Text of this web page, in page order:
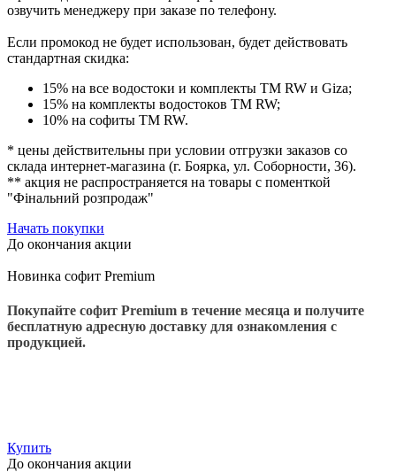
озвучить менеджеру при заказе по телефону.
Если промокод не будет использован, будет действовать
стандартная скидка:
15% на все водостоки и комплекты ТМ RW и Giza;
15% на комплекты водостоков ТМ RW;
10% на софиты ТМ RW.
* цены действительны при условии отгрузки заказов со
склада интернет-магазина (г. Боярка, ул. Соборности, 36).
** акция не распространяется на товары с поменткой
"Фінальний розпродаж"
Начать покупки
До окончания акции
Новинка софит Premium
Покупайте софит Premium в течение месяца и получите
бесплатную адресную доставку для ознакомления с
продукцией.
Купить
До окончания акции